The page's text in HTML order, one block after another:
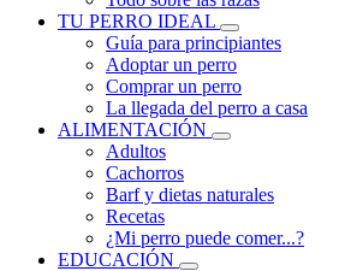
TU PERRO IDEAL
Guía para principiantes
Adoptar un perro
Comprar un perro
La llegada del perro a casa
ALIMENTACIÓN
Adultos
Cachorros
Barf y dietas naturales
Recetas
¿Mi perro puede comer...?
EDUCACIÓN